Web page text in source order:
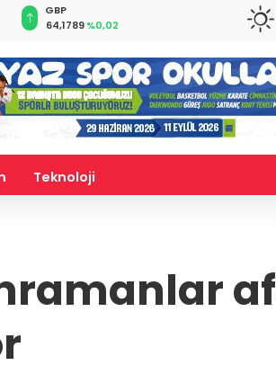
CHF
58,8366 %0,47 %0,21
Teknoloji